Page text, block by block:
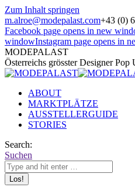
Zum Inhalt springen
m.alroe@modepalast.com+43 (0)
Facebook page opens in new
windowInstagram page opens in
MODEPALAST
Österreichs grösster Designer Pop
ABOUT
MARKTPLÄTZE
AUSSTELLERGUIDE
STORIES
Search:
Suchen